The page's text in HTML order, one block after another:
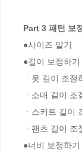
Part 3 패턴 보
●사이즈 알기
●길이 보정하기
ㆍ옷 길이 조
ㆍ소매 길이 조
ㆍ스커트 길이
ㆍ팬츠 길이
●너비 보정하기